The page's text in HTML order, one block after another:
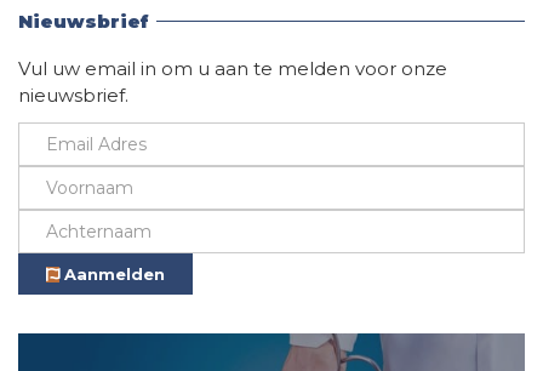
Nieuwsbrief
Vul uw email in om u aan te melden voor onze
nieuwsbrief.
Aanmelden